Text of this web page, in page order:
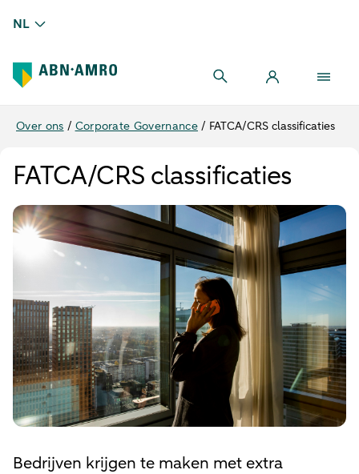
NL
Over ons / Corporate Governance/ FATCA/CRS classificaties
FATCA/CRS classificaties
Bedrijven krijgen te maken met extra